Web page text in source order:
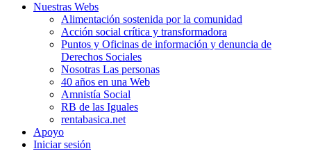
Nuestras Webs
Alimentación sostenida por la comunidad
Acción social crítica y transformadora
Puntos y Oficinas de información y denuncia de
Derechos Sociales
Nosotras Las personas
40 años en una Web
Amnistía Social
RB de las Iguales
rentabasica.net
Apoyo
Iniciar sesión